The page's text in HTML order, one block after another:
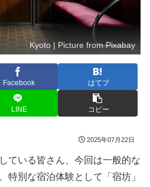
Kyoto | Picture from Pixabay
Facebook はてブ
LINE コピー
2025年07月22日
ている皆さん、今回は一般的な
特別な宿泊体験として「宿坊」